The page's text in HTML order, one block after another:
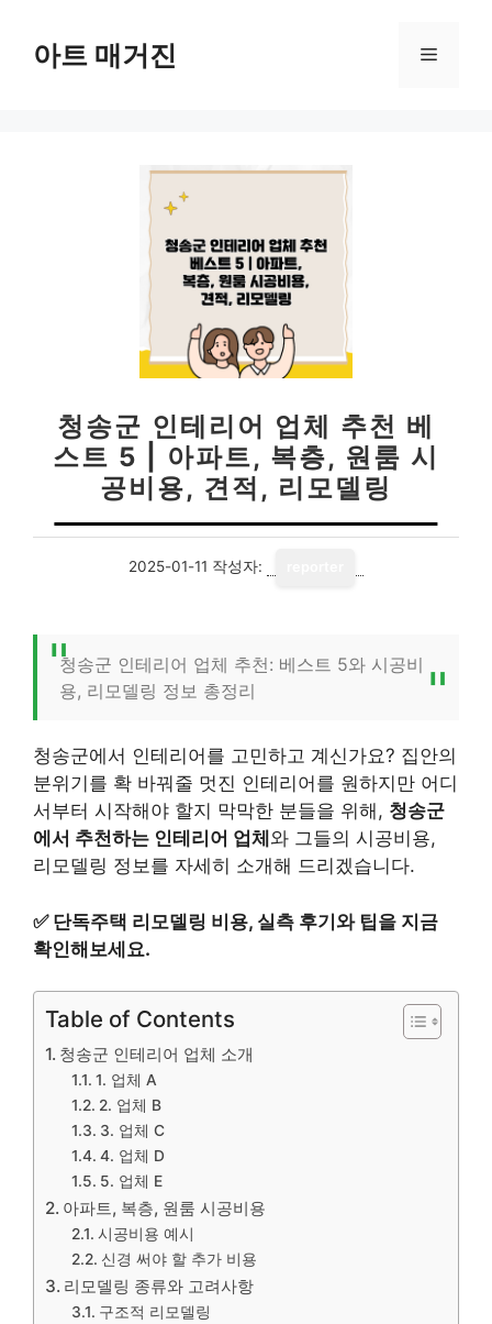
아트 매거진 메
청송군 인테리어 업체 추천 베
스트 5 | 아파트, 복층, 원룸 시
공비용, 견적, 리모델링
2025-01-11 작성자:
청송군 인테리어 업체 추천: 베스트 5와 시공비
용, 리모델링 정보 총정리
청송군에서 인테리어를 고민하고 계신가요? 집안의
분위기를 확 바꿔줄 멋진 인테리어를 원하지만 어디
서부터 시작해야 할지 막막한 분들을 위해, 청송군
에서 추천하는 인테리어 업체 와 그들의 시공비용,
리모델링 정보를 자세히 소개해 드리겠습니다.
✅ 단독주택 리모델링 비용, 실측 후기와 팁을 지금
확인해보세요.
Table of Contents
청송군 인테리어 업체 소개
1. 업체 A
2. 업체 B
3. 업체 C
4. 업체 D
5. 업체 E
아파트, 복층, 원룸 시공비용
시공비용 예시
신경 써야 할 추가 비용
리모델링 종류와 고려사항
구조적 리모델링